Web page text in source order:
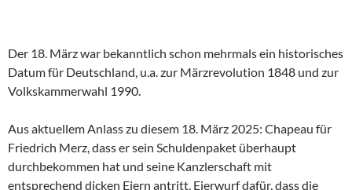
Der 18. März war bekanntlich schon mehrmals ein historisches
Datum für Deutschland, u.a. zur Märzrevolution 1848 und zur
Volkskammerwahl 1990.
Aus aktuellem Anlass zu diesem 18. März 2025: Chapeau für
Friedrich Merz, dass er sein Schuldenpaket überhaupt
durchbekommen hat und seine Kanzlerschaft mit
entsprechend dicken Eiern antritt. Eierwurf dafür, dass die